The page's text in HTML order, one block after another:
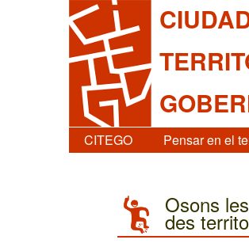
CITEGO Pensar en el
Osons
des